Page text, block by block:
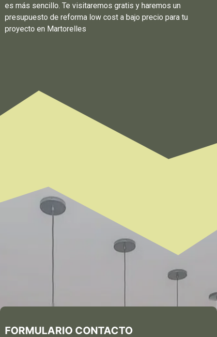
es más sencillo. Te visitaremos gratis y haremos un
presupuesto de reforma low cost a bajo precio para tu
proyecto en Martorelles
FORMULARIO CONTACTO